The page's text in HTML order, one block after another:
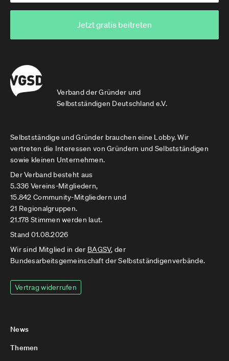
Verband der Gründer und
Selbstständigen Deutschland e.V.
Jetzt gratis beitreten
Selbstständige und Gründer brauchen eine Lobby. Wir
vertreten die Interessen von Gründern und Selbstständigen
sowie kleinen Unternehmen.
Der Verband besteht aus
5.336 Vereins-Mitgliedern,
15.842 Community-Mitgliedern und
21 Regionalgruppen.
21.178 Stimmen werden laut.
Stand 01.08.2026
Wir sind Mitglied in der BAGSV, der
Bundesarbeitsgemeinschaft der Selbstständigenverbände.
Vertrag widerrufen
News
Themen